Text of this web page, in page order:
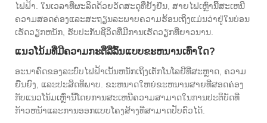
ໄຟຟ້າ. ໃນເວລາທີ່ຜະລິດດ້ວຍວັດສະດຸທີ່ຢັ້ງຢືນ, ສາຍໄຟເຫຼົ່ານີ້ສະເຫນີ
ຄວາມສອດຄ່ອງແລະສະຖຽນລະພາບຄວາມຮ້ອນເຖິງແມ່ນວ່າຢູ່ໃນບ່ອນ
ເຮັດວຽກຫນັກ, ຮັບປະກັນຊີວິດທີ່ມີການເຮັດວຽກທີ່ຍາວນານ.
ແນວໂນ້ມທີ່ມີຄວາມກະຕືລືລົ້ນແບບຂະຫນານເທົ່າໃດ?
ອະນາຄົດຂອງລະບົບໄຟຟ້າເນັ້ນຫນັກເຖິງເຕັກໂນໂລຢີທີ່ສະຫຼາດ, ຄວາມ
ຍືນຍົງ, ແລະປະສິດທິພາບ. ຂະຫນາດໃຫຍ່ຂະຫນານສາຍທີ່ສອດຄ່ອງ
ກັບແນວໂນ້ມເຫຼົ່ານີ້ໂດຍການສະເຫນີຄວາມສາມາດໃນການປະຕິບັດທີ່
ກ້າວຫນ້າແລະການອອກແບບໂຄງສ້າງທີ່ສາມາດປັບຕົວໄດ້.